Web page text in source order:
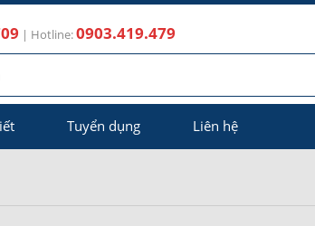
| Hotline:0903.419.479
Tuyển dụng Liên hệ